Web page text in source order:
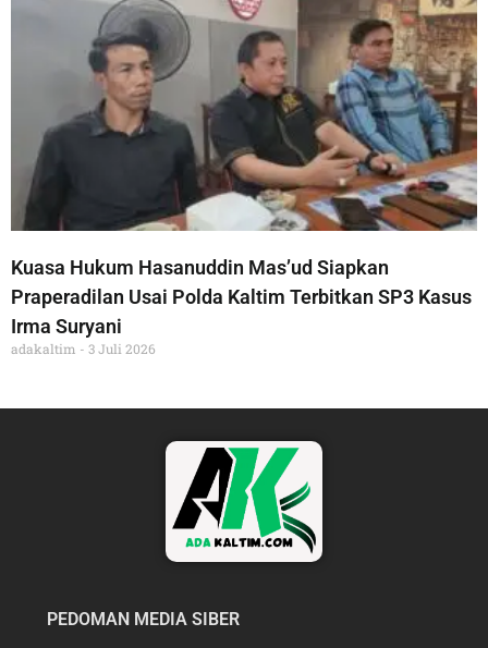
Kuasa Hukum Hasanuddin Mas’ud Siapkan
Praperadilan Usai Polda Kaltim Terbitkan SP3 Kasus
Irma Suryani
adakaltim 3 Juli 2026
PEDOMAN MEDIA SIBER